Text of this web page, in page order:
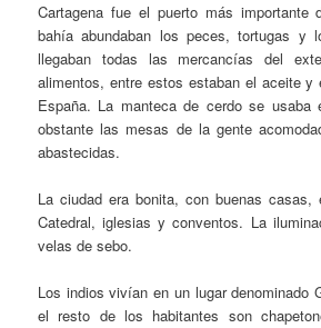
Cartagena fue el puerto más
bahía abundaban los peces, tortugas y
llegaban todas las mercancías del
alimentos, entre estos estaban el aceite y
España. La manteca de cerdo se
obstante las mesas de la gente
abastecidas.
La ciudad era bonita, con buenas
Catedral, iglesias y conventos. La
velas de sebo.
Los indios vivían en un lugar denominado
el resto de los habitantes son